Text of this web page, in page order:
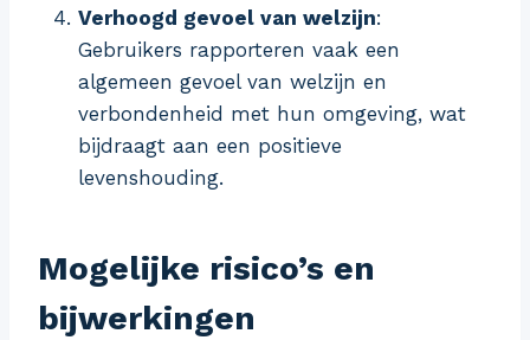
Verhoogd gevoel van welzijn:
Gebruikers rapporteren vaak een
algemeen gevoel van welzijn en
verbondenheid met hun omgeving, wat
bijdraagt aan een positieve
levenshouding.
Mogelijke risico’s en
bijwerkingen